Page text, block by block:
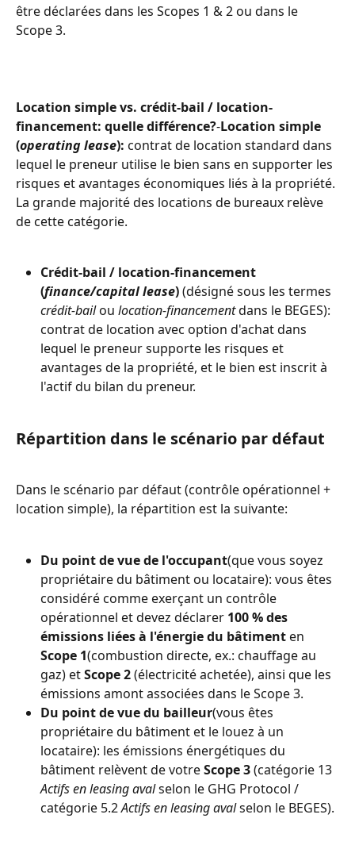
être déclarées dans les Scopes 1 & 2 ou dans le
Scope 3.
Location simple vs. crédit-bail / location-
financement: quelle différence?-Location simple
(operating lease): contrat de location standard dans
lequel le preneur utilise le bien sans en supporter les
risques et avantages économiques liés à la propriété.
La grande majorité des locations de bureaux relève
de cette catégorie.
Crédit-bail / location-financement
(finance/capital lease) (désigné sous les termes
crédit-bail ou location-financement dans le BEGES):
contrat de location avec option d'achat dans
lequel le preneur supporte les risques et
avantages de la propriété, et le bien est inscrit à
l'actif du bilan du preneur.
Répartition dans le scénario par défaut
Dans le scénario par défaut (contrôle opérationnel +
location simple), la répartition est la suivante:
Du point de vue de l'occupant(que vous soyez
propriétaire du bâtiment ou locataire): vous êtes
considéré comme exerçant un contrôle
opérationnel et devez déclarer 100 % des
émissions liées à l'énergie du bâtiment en
Scope 1(combustion directe, ex.: chauffage au
gaz) et Scope 2 (électricité achetée), ainsi que les
émissions amont associées dans le Scope 3.
Du point de vue du bailleur(vous êtes
propriétaire du bâtiment et le louez à un
locataire): les émissions énergétiques du
bâtiment relèvent de votre Scope 3 (catégorie 13
Actifs en leasing aval selon le GHG Protocol /
catégorie 5.2 Actifs en leasing aval selon le BEGES).